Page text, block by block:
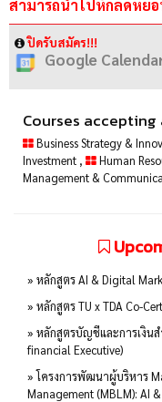
สามารถนำไปหักลดหย่
ปิดรับสมัคร!!!
Google
Courses
Business Strategy &
Investment , Human
Management &
» หลักสูตร AI & Digital
» หลักสูตร TU x TDA Co-
» หลักสูตรบัญชีและการเงิน
financial Executive)
» โครงการพัฒนาผู้บริหาร
Management (MBLM): AI